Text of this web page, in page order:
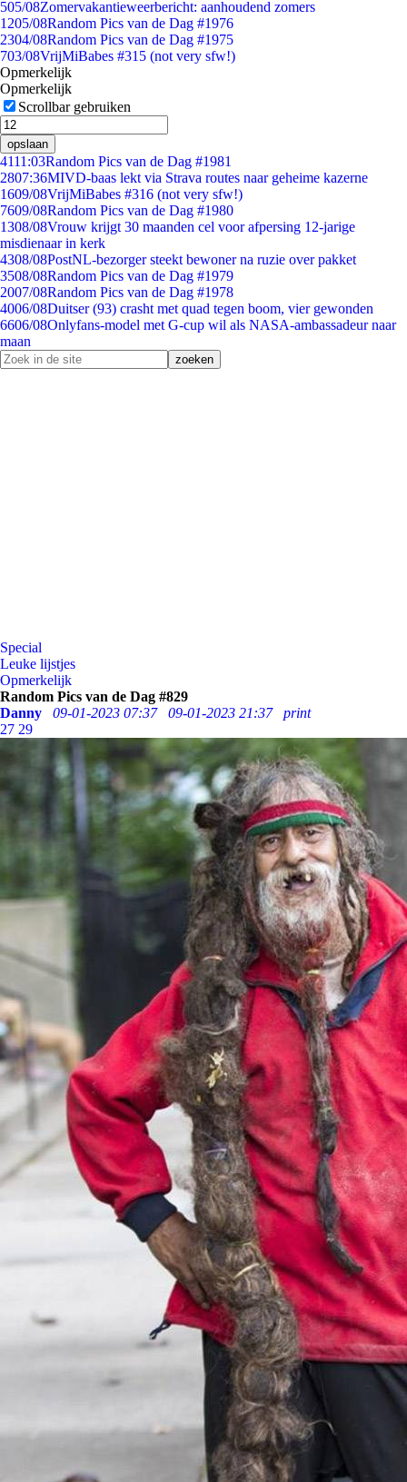
505/08Zomervakantieweerbericht: aanhoudend zomers
1205/08Random Pics van de Dag #1976
2304/08Random Pics van de Dag #1975
703/08VrijMiBabes #315 (not very sfw!)
Opmerkelijk
Opmerkelijk
Scrollbar gebruiken
opslaan
4111:03Random Pics van de Dag #1981
2807:36MIVD-baas lekt via Strava routes naar geheime kazerne
1609/08VrijMiBabes #316 (not very sfw!)
7609/08Random Pics van de Dag #1980
1308/08Vrouw krijgt 30 maanden cel voor afpersing 12-jarige
misdienaar in kerk
4308/08PostNL-bezorger steekt bewoner na ruzie over pakket
3508/08Random Pics van de Dag #1979
2007/08Random Pics van de Dag #1978
4006/08Duitser (93) crasht met quad tegen boom, vier gewonden
6606/08Onlyfans-model met G-cup wil als NASA-ambassadeur naar
maan
Special
Leuke lijstjes
Opmerkelijk
Random Pics van de Dag #829
Danny
09-01-2023 07:37 09-01-2023 21:37
print
27 29